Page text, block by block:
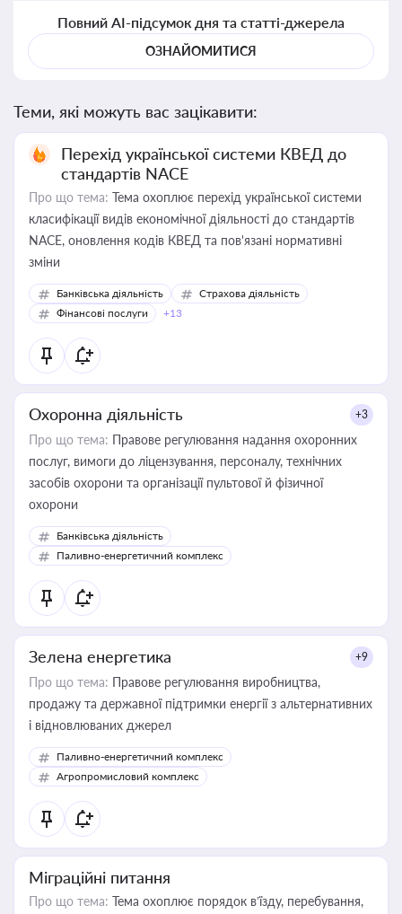
Повний AI-підсумок дня та статті-джерела
ОЗНАЙОМИТИСЯ
Теми, які можуть вас зацікавити:
Перехід української системи КВЕД до
стандартів NACE
Про що тема: Тема охоплює перехід української системи
класифікації видів економічної діяльності до стандартів
NACE, оновлення кодів КВЕД та пов'язані нормативні
зміни
Банківська діяльність
Страхова діяльність
Фінансові послуги
+13
Охоронна діяльність +3
Про що тема: Правове регулювання надання охоронних
послуг, вимоги до ліцензування, персоналу, технічних
засобів охорони та організації пультової й фізичної
охорони
Банківська діяльність
Паливно-енергетичний комплекс
Зелена енергетика +9
Про що тема: Правове регулювання виробництва,
продажу та державної підтримки енергії з альтернативних
і відновлюваних джерел
Паливно-енергетичний комплекс
Агропромисловий комплекс
Міграційні питання
Про що тема: Тема охоплює порядок в’їзду, перебування,